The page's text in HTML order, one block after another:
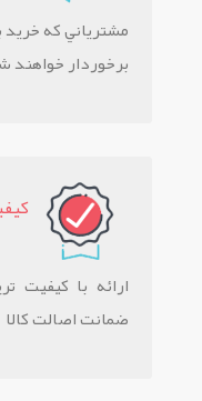
مشترياني که خريد
برخوردار خواهند
ارائه با کیفیت
ضمانت اصالت کالا